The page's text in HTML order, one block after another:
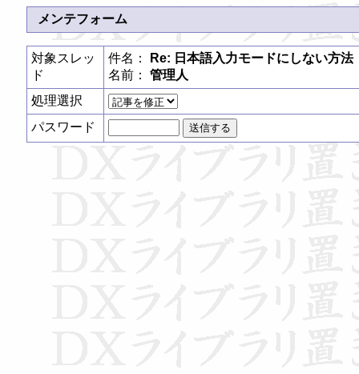
メンテフォーム
対象スレッ
ド
件名：
Re: 日本語入力モードにしない方法
名前： 管理人
処理選択
パスワード